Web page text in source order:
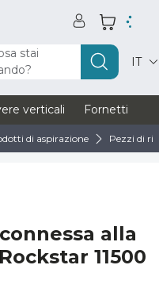
stai
IT
verticali Fornetti
di aspirazione Pezzi di
alla
11500